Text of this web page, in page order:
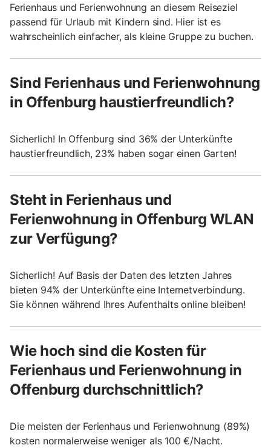
Ferienhaus und Ferienwohnung an diesem Reiseziel
passend für Urlaub mit Kindern sind. Hier ist es
wahrscheinlich einfacher, als kleine Gruppe zu buchen.
Sind Ferienhaus und Ferienwohnung
in Offenburg haustierfreundlich?
Sicherlich! In Offenburg sind 36% der Unterkünfte
haustierfreundlich, 23% haben sogar einen Garten!
Steht in Ferienhaus und
Ferienwohnung in Offenburg WLAN
zur Verfügung?
Sicherlich! Auf Basis der Daten des letzten Jahres
bieten 94% der Unterkünfte eine Internetverbindung.
Sie können während Ihres Aufenthalts online bleiben!
Wie hoch sind die Kosten für
Ferienhaus und Ferienwohnung in
Offenburg durchschnittlich?
Die meisten der Ferienhaus und Ferienwohnung (89%)
kosten normalerweise weniger als 100 €/Nacht.